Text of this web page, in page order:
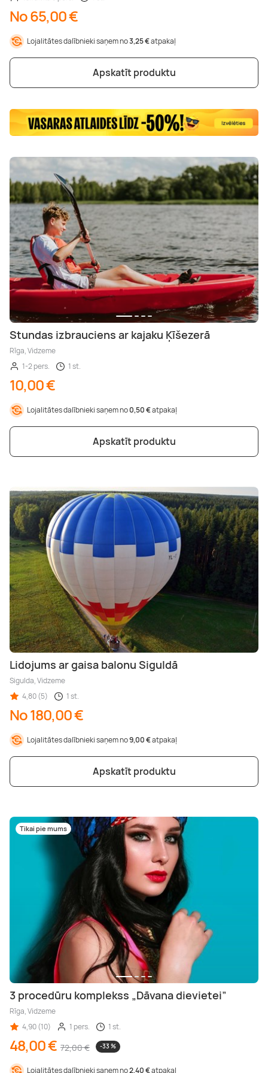
No 65,00 €
Lojalitātes dalībnieki saņem no3,25 €atpakaļ
Apskatīt produktu
Stundas izbrauciens ar kajaku Ķīšezerā
Rīga, Vidzeme
1-2 pers.
1 st.
10,00 €
Lojalitātes dalībnieki saņem no0,50 €atpakaļ
Apskatīt produktu
Lidojums ar gaisa balonu Siguldā
Sigulda, Vidzeme
4,80 (5)
1 st.
No 180,00 €
Lojalitātes dalībnieki saņem no9,00 €atpakaļ
Apskatīt produktu
Tikai pie mums
3 procedūru komplekss „Dāvana dievietei”
Rīga, Vidzeme
4,90 (10)
1 pers. 1 st.
48,00 € 72,00 € -33 %
Lojalitātes dalībnieki saņem no2,40 €atpakaļ